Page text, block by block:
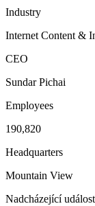
Industry
Internet Content &
CEO
Sundar Pichai
Employees
190,820
Headquarters
Mountain View
Nadcházející